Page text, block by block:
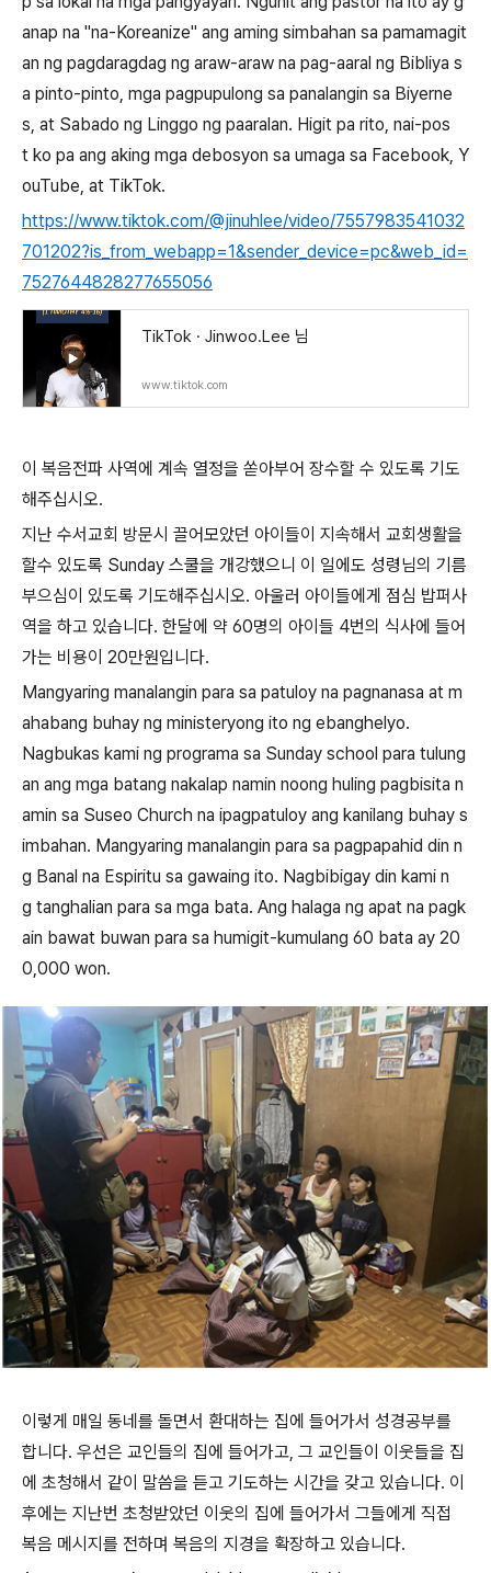
anap na "na-Koreanize" ang aming simbahan sa pamamagit
an ng pagdaragdag ng araw-araw na pag-aaral ng Bibliya s
a pinto-pinto, mga pagpupulong sa panalangin sa Biyerne
s, at Sabado ng Linggo ng paaralan. Higit pa rito, nai-pos
t ko pa ang aking mga debosyon sa umaga sa Facebook, Y
ouTube, at TikTok.
https://www.tiktok.com/@jinuhlee/video/7557983541032
701202?is_from_webapp=1&sender_device=pc&web_id=
7527644828277655056
TikTok · Jinwoo.Lee 님
www.tiktok.com
이 복음전파 사역에 계속 열정을 쏟아부어 장수할 수 있도록 기도
해주십시오.
지난 수서교회 방문시 끌어모았던 아이들이 지속해서 교회생활을
할수 있도록 Sunday 스쿨을 개강했으니 이 일에도 성령님의 기름
부으심이 있도록 기도해주십시오. 아울러 아이들에게 점심 밥퍼사
역을 하고 있습니다. 한달에 약 60명의 아이들 4번의 식사에 들어
가는 비용이 20만원입니다.
Mangyaring manalangin para sa patuloy na pagnanasa at m
ahabang buhay ng ministeryong ito ng ebanghelyo.
Nagbukas kami ng programa sa Sunday school para tulung
an ang mga batang nakalap namin noong huling pagbisita n
amin sa Suseo Church na ipagpatuloy ang kanilang buhay s
imbahan. Mangyaring manalangin para sa pagpapahid din n
g Banal na Espiritu sa gawaing ito. Nagbibigay din kami n
g tanghalian para sa mga bata. Ang halaga ng apat na pagk
ain bawat buwan para sa humigit-kumulang 60 bata ay 20
0,000 won.
이렇게 매일 동네를 돌면서 환대하는 집에 들어가서 성경공부를
합니다. 우선은 교인들의 집에 들어가고 그 교인들이 이웃들을 집
에 초청해서 같이 말씀을 듣고 기도하는 시간을 갖고 있습니다. 이
후에는 지난번 초청받았던 이웃의 집에 들어가서 그들에게 직접
복음 메시지를 전하며 복음의 지경을 확장하고 있습니다.